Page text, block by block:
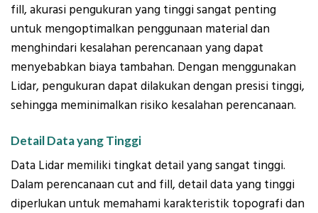
fill, akurasi pengukuran yang tinggi sangat penting
untuk mengoptimalkan penggunaan material dan
menghindari kesalahan perencanaan yang dapat
menyebabkan biaya tambahan. Dengan menggunakan
Lidar, pengukuran dapat dilakukan dengan presisi tinggi,
sehingga meminimalkan risiko kesalahan perencanaan.
Detail Data yang Tinggi
Data Lidar memiliki tingkat detail yang sangat tinggi.
Dalam perencanaan cut and fill, detail data yang tinggi
diperlukan untuk memahami karakteristik topografi dan